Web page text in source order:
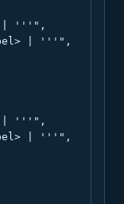
'''",
| '''",
'''",
| '''",